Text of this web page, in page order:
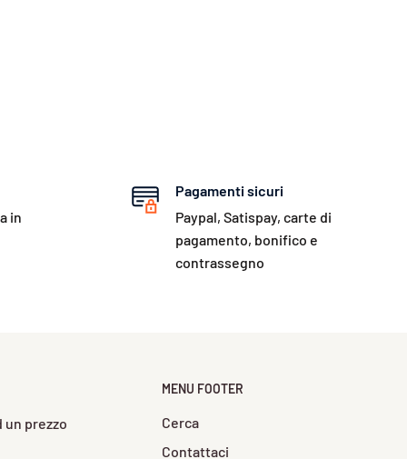
in
Pagamenti sicuri
Paypal, Satispay, carte di
pagamento, bonifico e
contrassegno
prezzo
MENU FOOTER
Cerca
Contattaci